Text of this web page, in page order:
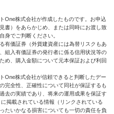
One株式会社が作成したものです。お申込
書）をあらかじめ、または同時にお渡し致
身でご判断ください。
有価証券（外貨建資産には為替リスクもあ
組入有価証券の発行者に係る信用状況等の
め、購入金額について元本保証および利回
One株式会社が信頼できると判断したデー
完全性、正確性について同社が保証するも
去の実績であり、将来の運用成果を保証す
掲載されている情報（リンクされている
たいかなる損害についても一切の責任を負